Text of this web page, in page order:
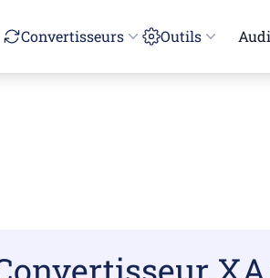
Convertisseurs Outils